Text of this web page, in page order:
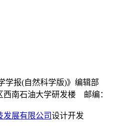
学报(自然科学版)》编辑部
西南石油大学研发楼 邮编：
发展有限公司设计开发